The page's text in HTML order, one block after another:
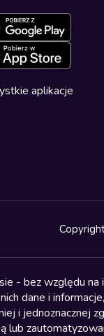
aplikacje
- bez względu na
dane i
i jednoznacznej
lub